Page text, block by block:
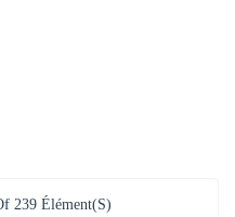
239 Élément(s)